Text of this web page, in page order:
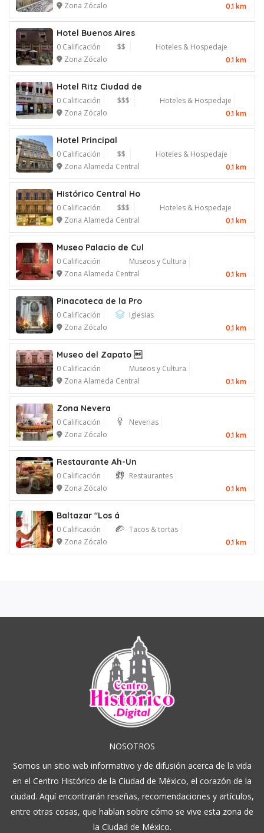
Zona Zócalo
0.1 km
Hotel Buenos Aires
0 Calificación $$
Hoteles & Hospedaje
Zona Zócalo
0.1 km
Hotel Ritz Ciudad de
0 Calificación $$$
Hoteles & Hospedaje
Zona Zócalo
0.1 km
Hotel Principal
0 Calificación $$
Hoteles & Hospedaje
Zona Alameda Central
0.1 km
Histórico Central Ho
0 Calificación $$$
Hoteles & Hospedaje
Zona Alameda Central
0.1 km
Museo Palacio de Cul
0 Calificación
Museos y Cultura
Zona Alameda Central
0.1 km
Pinacoteca de la Pro
0 Calificación
Iglesias
Zona Zócalo
0.1 km
Museo del Zapato 
0 Calificación
Museos y Cultura
Zona Alameda Central
0.1 km
Zona Nevera
0 Calificación
Neverias
Zona Zócalo
0.1 km
Restaurante Ah-Un
0 Calificación
Restaurantes
Zona Zócalo
0.1 km
Baltazar "Los á
0 Calificación
Tacos & tortas
Zona Zócalo
0.1 km
NOSOTROS
Somos un sitio web informativo y de difusión acerca de la vida
en el Centro Histórico de la Ciudad de México, el corazón de la
ciudad. Aquí encontrarán reseñas, recomendaciones y artículos,
entre otras cosas, que hablan sobre cómo se vive esta zona de
la Ciudad de México.